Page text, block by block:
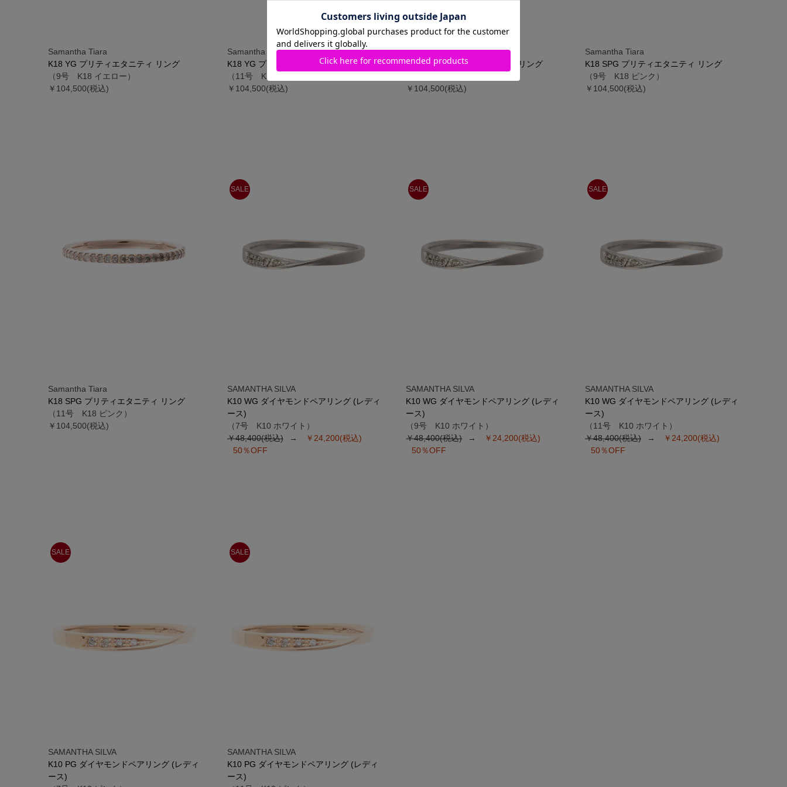
Samantha Tiara
K18 YG プリティエタニティ リング
（9号 K18 イエロー）
￥104,500(税込)
Samantha Tiara
K18 YG プリティエタニティ リング
（11号 K18 イエロー）
￥104,500(税込)
Samantha Tiara
K18 SPG プリティエタニティ リング
￥104,500(税込)
Samantha Tiara
K18 SPG プリティエタニティ リング
（9号 K18 ピンク）
￥104,500(税込)
Samantha Tiara
K18 SPG プリティエタニティ リング
（11号 K18 ピンク）
￥104,500(税込)
SALE
SAMANTHA SILVA
K10 WG ダイヤモンドペアリング (レディ
ース)
（7号 K10 ホワイト）
50％OFF
￥48,400(税込) ￥24,200(税込)
SALE
SAMANTHA SILVA
K10 WG ダイヤモンドペアリング (レディ
ース)
（9号 K10 ホワイト）
50％OFF
￥48,400(税込) ￥24,200(税込)
SALE
SAMANTHA SILVA
K10 WG ダイヤモンドペアリング (レディ
ース)
（11号 K10 ホワイト）
50％OFF
￥48,400(税込) ￥24,200(税込)
SALE
SAMANTHA SILVA
K10 PG ダイヤモンドペアリング (レディ
ース)
SALE
SAMANTHA SILVA
K10 PG ダイヤモンドペアリング (レディ
ース)